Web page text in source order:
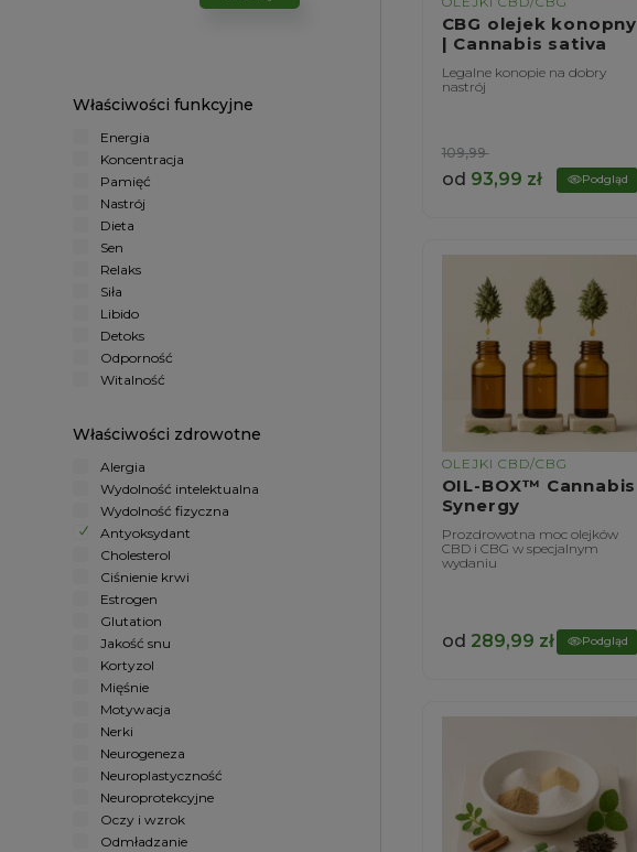
Właściwości funkcyjne
Energia
Koncentracja
Pamięć
Nastrój
Dieta
Sen
Relaks
Siła
Libido
Detoks
Odporność
Witalność
Właściwości zdrowotne
Alergia
Wydolność intelektualna
Wydolność fizyczna
Antyoksydant
Cholesterol
Ciśnienie krwi
Estrogen
Glutation
Jakość snu
Kortyzol
Mięśnie
Motywacja
Nerki
Neurogeneza
Neuroplastyczność
Neuroprotekcyjne
Oczy i wzrok
Odmładzanie
CBG olejek konopny
| Cannabis sativa
Legalne konopie na dobry
nastrój
od 93,99 zł
109,99
Podgląd
OLEJKI CBD/CBG
OIL-BOX™ Cannabis
Synergy
Prozdrowotna moc olejków
CBD i CBG w specjalnym
wydaniu
od 289,99 zł Podgląd